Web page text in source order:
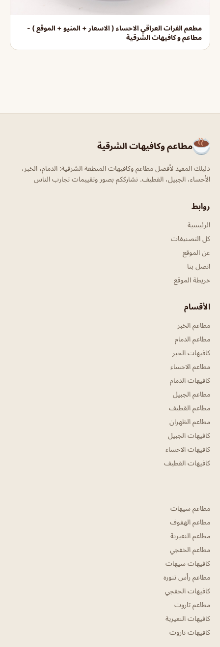
مطعم الفرات العراقي الاحساء ( الاسعار + المنيو + الموقع ) -
مطاعم و كافيهات الشرقية
مطاعم وكافيهات الشرقية
دليلك المفيد لأفضل مطاعم وكافيهات المنطقة الشرقية: الدمام، الخبر،
الأحساء، الجبيل، القطيف. نشارككم بصور وتقييمات تجارب الناس
روابط
الرئيسية
كل التصنيفات
عن الموقع
اتصل بنا
خريطة الموقع
الأقسام
مطاعم الخبر
مطاعم الدمام
كافيهات الخبر
مطاعم الاحساء
كافيهات الدمام
مطاعم الجبيل
مطاعم القطيف
مطاعم الظهران
كافيهات الجبيل
كافيهات الاحساء
كافيهات القطيف
مطاعم سيهات
مطاعم الهفوف
مطاعم النعيرية
مطاعم الخفجي
كافيهات سيهات
مطاعم رأس تنوره
كافيهات الخفجي
مطاعم تاروت
كافيهات النعيرية
كافيهات تاروت